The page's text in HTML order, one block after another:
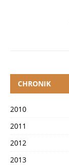
CHRONIK
2010
2011
2012
2013